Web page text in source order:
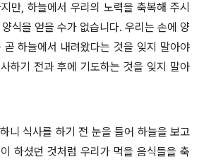
만, 하늘에서 우리의 노력을 축복해 주시
식을 얻을 수가 없습니다. 우리는 손에 양
하늘에서 내려왔다는 것을 잊지 말아야
하기 전과 후에 기도하는 것을 잊지 말아
니 식사를 하기 전 눈을 들어 하늘을 보고
하셨던 것처럼 우리가 먹을 음식들을 축